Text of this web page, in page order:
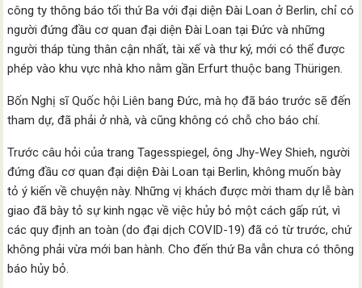
công ty thông báo tối thứ Ba với đại diện Đài Loan ở Berlin, chỉ có
người đứng đầu cơ quan đại diện Đài Loan tại Đức và những
người tháp tùng thân cận nhất, tài xế và thư ký, mới có thể được
phép vào khu vực nhà kho nằm gần Erfurt thuộc bang Thürigen.
Bốn Nghị sĩ Quốc hội Liên bang Đức, mà họ đã báo trước sẽ đến
tham dự, đã phải ở nhà, và cũng không có chỗ cho báo chí.
Trước câu hỏi của trang Tagesspiegel, ông Jhy-Wey Shieh, người
đứng đầu cơ quan đại diện Đài Loan tại Berlin, không muốn bày
tỏ ý kiến về chuyện này. Những vị khách được mời tham dự lễ bàn
giao đã bày tỏ sự kinh ngạc về việc hủy bỏ một cách gấp rút, vì
các quy định an toàn (do đại dịch COVID-19) đã có từ trước, chứ
không phải vừa mới ban hành. Cho đến thứ Ba vẫn chưa có thông
báo hủy bỏ.